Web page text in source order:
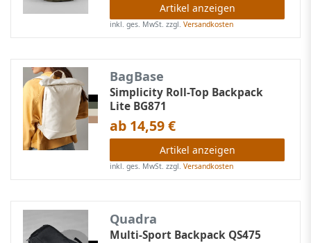
Artikel anzeigen
inkl. ges. MwSt. zzgl.Versandkosten
BagBase
Simplicity Roll-Top Backpack
Lite BG871
ab 14,59 €
Artikel anzeigen
inkl. ges. MwSt. zzgl.Versandkosten
Quadra
Multi-Sport Backpack QS475